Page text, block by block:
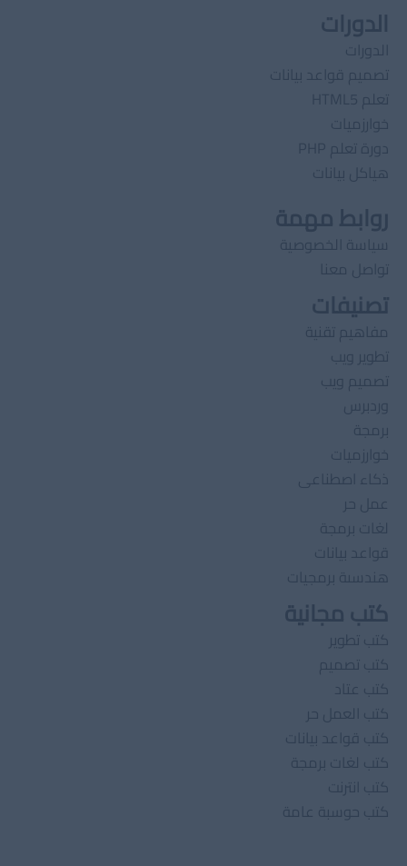
الدورات
الدورات
تصميم قواعد بيانات
تعلم HTML5
خوارزميات
دورة تعلم PHP
هياكل بيانات
روابط مهمة
سياسة الخصوصية
تواصل معنا
تصنيفات
مفاهيم تقنية
تطوير ويب
تصميم ويب
وردبرس
برمجة
خوارزميات
ذكاء اصطناعى
عمل حر
لغات برمجة
قواعد بيانات
هندسىة برمجيات
كتب مجانية
كتب تطوير
كتب تصميم
كتب عتاد
كتب العمل حر
كتب قواعد بيانات
كتب لغات برمجة
كتب انترنت
كتب حوسبة عامة